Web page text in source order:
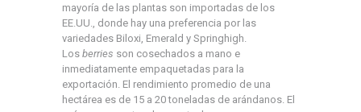
mayoría de las plantas son importadas de los
EE.UU., donde hay una preferencia por las
variedades Biloxi, Emerald y Springhigh.
Losberries son cosechados a mano e
inmediatamente empaquetadas para la
exportación. El rendimiento promedio de una
hectárea es de 15 a 20 toneladas de arándanos. El